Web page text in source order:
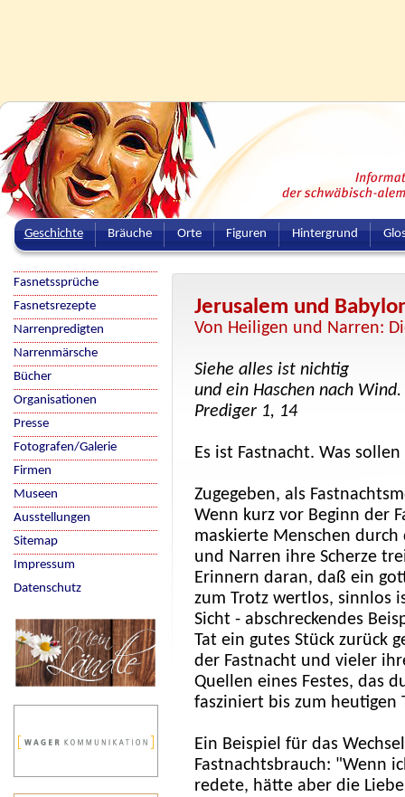
Geschichte Bräuche Orte Figuren Hintergrund
Jerusalem und
Von Heiligen und Narren:
Siehe alles ist nichtig
und ein Haschen nach Wind.
Prediger 1, 14
Es ist Fastnacht. Was
Zugegeben, als
Wenn kurz vor Beginn der
maskierte Menschen
und Narren ihre Scherze
Erinnern daran, daß ein
zum Trotz wertlos, sinnlos
Sicht - abschreckendes
Tat ein gutes Stück zurück
der Fastnacht und vieler
Quellen eines Festes, das
fasziniert bis zum heutigen
Ein Beispiel für das
Fastnachtsbrauch: "Wenn
redete, hätte aber die
Fasnetssprüche
Fasnetsrezepte
Narrenpredigten
Narrenmärsche
Bücher
Organisationen
Presse
Fotografen/Galerie
Firmen
Museen
Ausstellungen
Sitemap
Impressum
Datenschutz